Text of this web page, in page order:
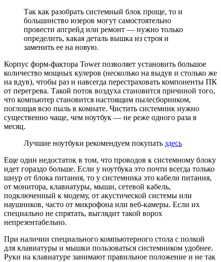
Так как разобрать системный блок проще, то и
большинство юзеров могут самостоятельно
провести апгрейд или ремонт — нужно только
определить, какая деталь вышка из строя и
заменить ее на новую.
Корпус форм-фактора Tower позволяет установить большое
количество мощных кулеров (несколько на выдув и столько же
на вдув), чтобы раз и навсегда перестраховать компоненты ПК
от перегрева. Такой поток воздуха становится причиной того,
что компьютер становится настоящим пылесборником,
поглощая всю пыль в комнате. Чистить системник нужно
существенно чаще, чем ноутбук — не реже одного раза в
месяц.
Лучшие ноутбуки рекомендуем покупать здесь
Еще один недостаток в том, что проводов к системному блоку
идет гораздо больше. Если у ноутбука это почти всегда только
шнур от блока питания, то у системника это кабели питания,
от монитора, клавиатуры, мыши, сетевой кабель,
подключенный к модему, от акустической системы или
наушников, часто от микрофона или веб-камеры. Если их
специально не спрятать, выглядит такой ворох
непрезентабельно.
При наличии специального компьютерного стола с полкой
для клавиатуры и мышки пользоваться системником удобнее.
Руки на клавиатуре занимают правильное положение и не так